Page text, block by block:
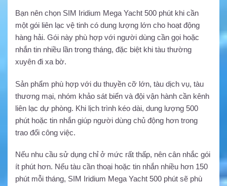
Bạn nên chọn SIM Iridium Mega Yacht 500 phút khi cần
một gói liên lạc vệ tinh có dung lượng lớn cho hoạt động
hàng hải. Gói này phù hợp với người dùng cần gọi hoặc
nhắn tin nhiều lần trong tháng, đặc biệt khi tàu thường
xuyên đi xa bờ.
Sản phẩm phù hợp với du thuyền cỡ lớn, tàu dịch vụ, tàu
thương mại, nhóm khảo sát biển và đội vận hành cần kênh
liên lạc dự phòng. Khi lịch trình kéo dài, dung lượng 500
phút hoặc tin nhắn giúp người dùng chủ động hơn trong
trao đổi công việc.
Nếu nhu cầu sử dụng chỉ ở mức rất thấp, nên cân nhắc gói
ít phút hơn. Nếu tàu cần thoại hoặc tin nhắn nhiều hơn 150
phút mỗi tháng, SIM Iridium Mega Yacht 500 phút sẽ phù